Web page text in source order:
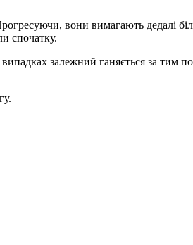
вони вимагають дедалі
спочатку.
випадках залежний ганяється за